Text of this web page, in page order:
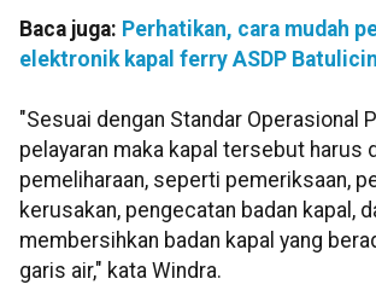
Baca juga: Perhatikan, cara mudah
elektronik kapal ferry ASDP Batulicin
"Sesuai dengan Standar Operasional
pelayaran maka kapal tersebut harus
pemeliharaan, seperti pemeriksaan,
kerusakan, pengecatan badan kapal,
membersihkan badan kapal yang
garis air," kata Windra.